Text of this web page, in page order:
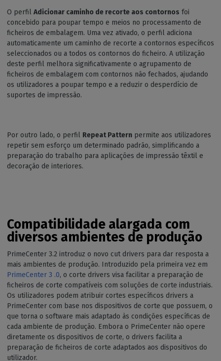
O perfil Adicionar caminho de recorte aos contornos foi
concebido para poupar tempo e meios no processamento de
ficheiros de embalagem. Uma vez ativado, o perfil adiciona
automaticamente um caminho de recorte a contornos específicos
seleccionados ou a todos os contornos do ficheiro. A utilização
deste perfil melhora significativamente o agrupamento de
ficheiros de embalagem com contornos não fechados, ajudando
os utilizadores a poupar tempo e a reduzir o desperdício de
suportes de impressão.
Por outro lado, o perfil Repeat Pattern permite aos utilizadores
repetir sem esforço um determinado padrão, simplificando a
preparação do trabalho para aplicações de impressão têxtil e
decoração de interiores.
Compatibilidade alargada com
diversos ambientes de produção
PrimeCenter 3.2 introduz o novo cut drivers para dar resposta a
mais ambientes de produção. Introduzido pela primeira vez em
PrimeCenter 3 .0, o corte drivers visa facilitar a preparação de
ficheiros de corte compatíveis com soluções de corte industriais.
Os utilizadores podem atribuir cortes específicos drivers a
PrimeCenter com base nos dispositivos de corte que possuem, o
que torna o software mais adaptado às condições específicas de
cada ambiente de produção. Embora o PrimeCenter não opere
diretamente os dispositivos de corte, o drivers facilita a
preparação de ficheiros de corte adaptados aos dispositivos do
utilizador.